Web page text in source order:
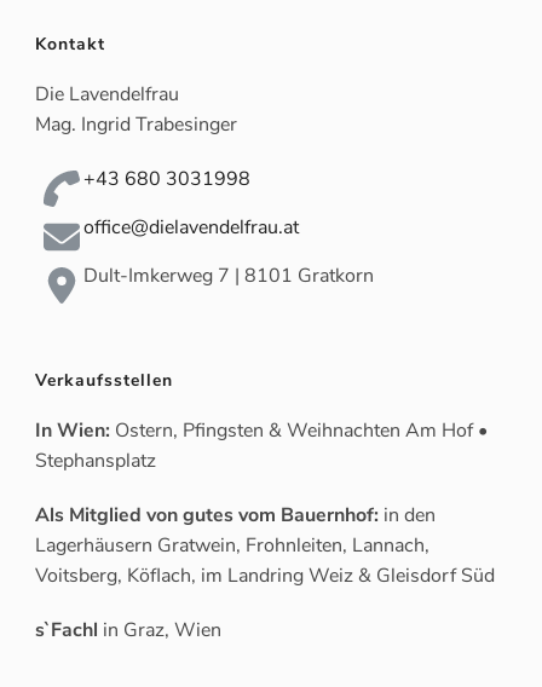
Kontakt
Die Lavendelfrau
Mag. Ingrid Trabesinger
+43 680 3031998
office@dielavendelfrau.at
Dult-Imkerweg 7 | 8101 Gratkorn
Verkaufsstellen
In Wien: Ostern, Pfingsten & Weihnachten Am Hof •
Stephansplatz
Als Mitglied von gutes vom Bauernhof: in den
Lagerhäusern Gratwein, Frohnleiten, Lannach,
Voitsberg, Köflach, im Landring Weiz & Gleisdorf Süd
s`Fachl in Graz, Wien